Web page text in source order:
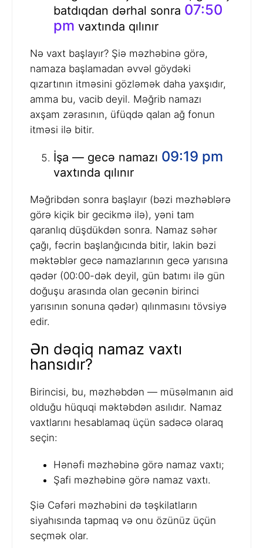
batdıqdan dərhal sonra 07:50
pm vaxtında qılınır
Nə vaxt başlayır? Şiə məzhəbinə görə,
namaza başlamadan əvvəl göydəki
qızartının itməsini gözləmək daha yaxşıdır,
amma bu, vacib deyil. Məğrib namazı
axşam zərasının, üfüqdə qalan ağ fonun
itməsi ilə bitir.
İşa — gecə namazı 09:19 pm
vaxtında qılınır
Məğribdən sonra başlayır (bəzi məzhəblərə
görə kiçik bir gecikmə ilə), yəni tam
qaranlıq düşdükdən sonra. Namaz səhər
çağı, fəcrin başlanğıcında bitir, lakin bəzi
məktəblər gecə namazlarının gecə yarısına
qədər (00:00-dək deyil, gün batımı ilə gün
doğuşu arasında olan gecənin birinci
yarısının sonuna qədər) qılınmasını tövsiyə
edir.
Ən dəqiq namaz vaxtı
hansıdır?
Birincisi, bu, məzhəbdən — müsəlmanın aid
olduğu hüquqi məktəbdən asılıdır. Namaz
vaxtlarını hesablamaq üçün sadəcə olaraq
seçin:
Hənəfi məzhəbinə görə namaz vaxtı;
Şafi məzhəbinə görə namaz vaxtı.
Şiə Cəfəri məzhəbini də təşkilatların
siyahısında tapmaq və onu özünüz üçün
seçmək olar.